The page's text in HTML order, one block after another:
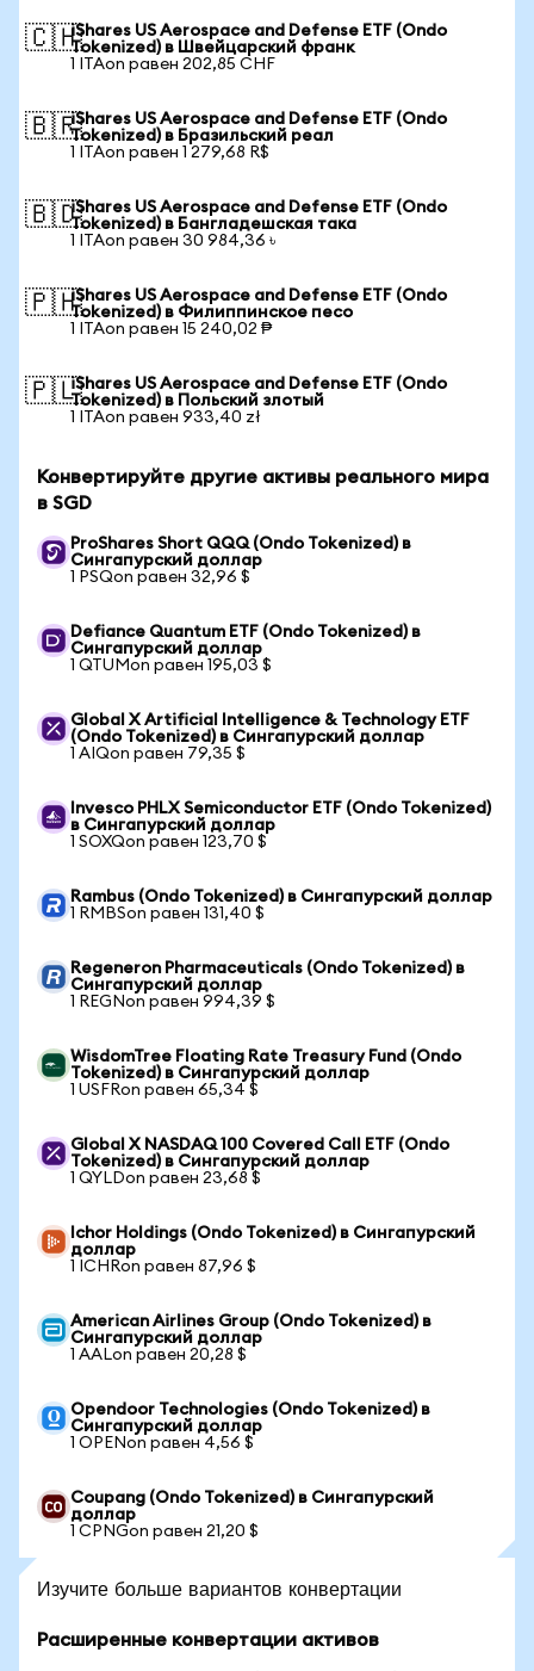
🇨🇭iShares US Aerospace and Defense ETF (Ondo
Tokenized) в Швейцарский франк
1 ITAon равен 202,85 CHF
🇧🇷iShares US Aerospace and Defense ETF (Ondo
Tokenized) в Бразильский реал
1 ITAon равен 1 279,68 R$
🇧🇩iShares US Aerospace and Defense ETF (Ondo
Tokenized) в Бангладешская така
1 ITAon равен 30 984,36 ৳
🇵🇭iShares US Aerospace and Defense ETF (Ondo
Tokenized) в Филиппинское песо
1 ITAon равен 15 240,02 ₱
🇵🇱iShares US Aerospace and Defense ETF (Ondo
Tokenized) в Польский злотый
1 ITAon равен 933,40 zł
Конвертируйте другие активы реального мира
в SGD
ProShares Short QQQ (Ondo Tokenized) в
Сингапурский доллар
1 PSQon равен 32,96 $
Defiance Quantum ETF (Ondo Tokenized) в
Сингапурский доллар
1 QTUMon равен 195,03 $
Global X Artificial Intelligence & Technology ETF
(Ondo Tokenized) в Сингапурский доллар
1 AIQon равен 79,35 $
Invesco PHLX Semiconductor ETF (Ondo Tokenized)
в Сингапурский доллар
1 SOXQon равен 123,70 $
Rambus (Ondo Tokenized) в Сингапурский доллар
1 RMBSon равен 131,40 $
Regeneron Pharmaceuticals (Ondo Tokenized) в
Сингапурский доллар
1 REGNon равен 994,39 $
WisdomTree Floating Rate Treasury Fund (Ondo
Tokenized) в Сингапурский доллар
1 USFRon равен 65,34 $
Global X NASDAQ 100 Covered Call ETF (Ondo
Tokenized) в Сингапурский доллар
1 QYLDon равен 23,68 $
Ichor Holdings (Ondo Tokenized) в Сингапурский
доллар
1 ICHRon равен 87,96 $
American Airlines Group (Ondo Tokenized) в
Сингапурский доллар
1 AALon равен 20,28 $
Opendoor Technologies (Ondo Tokenized) в
Сингапурский доллар
1 OPENon равен 4,56 $
Coupang (Ondo Tokenized) в Сингапурский
доллар
1 CPNGon равен 21,20 $
Изучите больше вариантов конвертации
Расширенные конвертации активов